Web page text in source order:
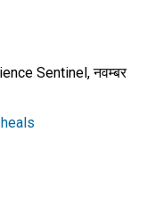
Sentinel, नवम्बर